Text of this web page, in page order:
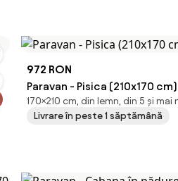
972 RON
Paravan - Pisica (210x170 cm)
170×210 cm, din lemn, din 5 și
Livrare în peste 1 săptămână